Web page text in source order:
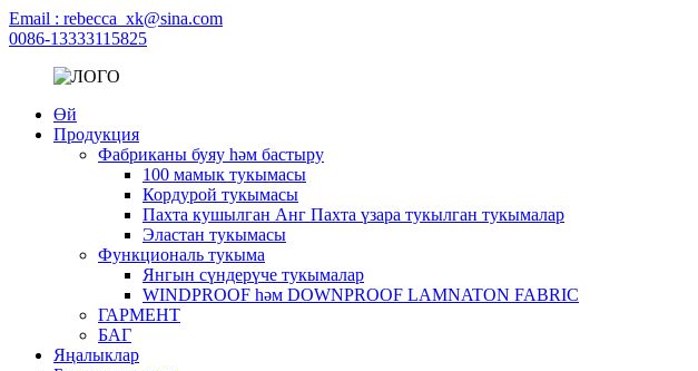
Email : rebecca_xk@sina.com
0086-13333115825
Өй
Продукция
Фабриканы буяу һәм бастыру
100 мамык тукымасы
Кордурой тукымасы
Пахта кушылган Анг Пахта үзара тукылган тукымалар
Эластан тукымасы
Функциональ тукыма
Янгын сүндерүче тукымалар
WINDPROOF һәм DOWNPROOF LAMNATON FABRIC
ГАРМЕНТ
БАГ
Яңалыклар